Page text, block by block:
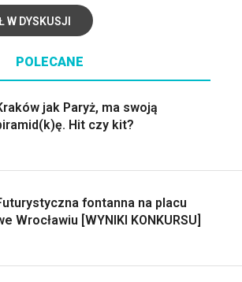
W DYSKUSJI
POLECANE
jak Paryż, ma swoją
Hit czy kit?
fontanna na placu
Wrocławiu [WYNIKI KONKURSU]